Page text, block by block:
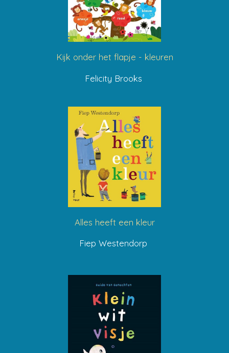
Kijk onder het flapje - kleuren
Felicity Brooks
Alles heeft een kleur
Fiep Westendorp